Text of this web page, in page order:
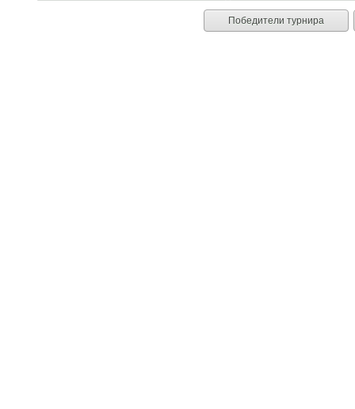
Победители турнира